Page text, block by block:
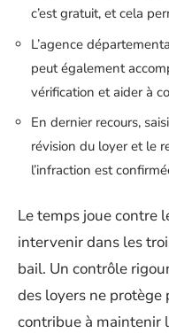
c’est gratuit, et cela
L’agence
peut également
vérification et aider à
En dernier recours,
révision du loyer et le
l’infraction est
Le temps joue contre
intervenir dans les
bail. Un contrôle
des loyers ne
contribue à maintenir